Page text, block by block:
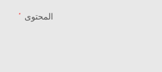
المحتوى